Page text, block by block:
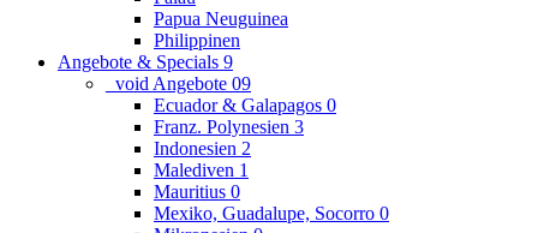
Papua Neuguinea
Philippinen
Angebote & Specials 9
_void Angebote 09
Ecuador & Galapagos 0
Franz. Polynesien 3
Indonesien 2
Malediven 1
Mauritius 0
Mexiko, Guadalupe, Socorro 0